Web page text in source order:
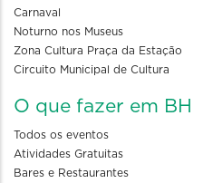
Carnaval
Noturno nos Museus
Zona Cultura Praça da Estação
Circuito Municipal de Cultura
O que fazer em BH
Todos os eventos
Atividades Gratuitas
Bares e Restaurantes